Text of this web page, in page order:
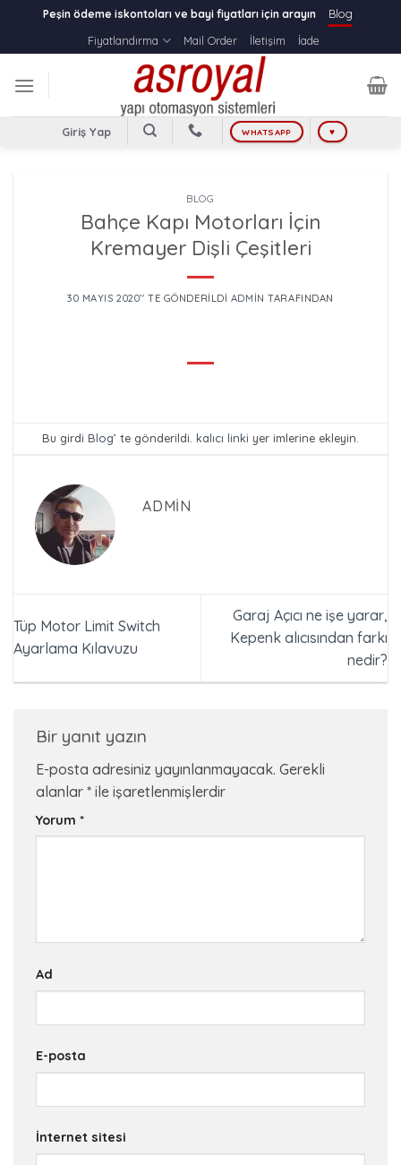
content
Peşin ödeme iskontoları ve bayi fiyatları için arayın
Blog
Fiyatlandırma
Mail Order İletişim İade
Giriş Yap WHATSAPP ♥
BLOG
Bahçe Kapı Motorları İçin
Kremayer Dişli Çeşitleri
30 MAYIS 2020’' TE GÖNDERILDI ADMIN TARAFINDAN
Bu girdi Blog’ te gönderildi. kalıcı linki yer imlerine ekleyin.
ADMIN
Tüp Motor Limit Switch
Ayarlama Kılavuzu
Garaj Açıcı ne işe yarar,
Kepenk alıcısından farkı
nedir?
Bir yanıt yazın
E-posta adresiniz yayınlanmayacak. Gerekli
alanlar * ile işaretlenmişlerdir
Yorum *
Ad
E-posta
İnternet sitesi